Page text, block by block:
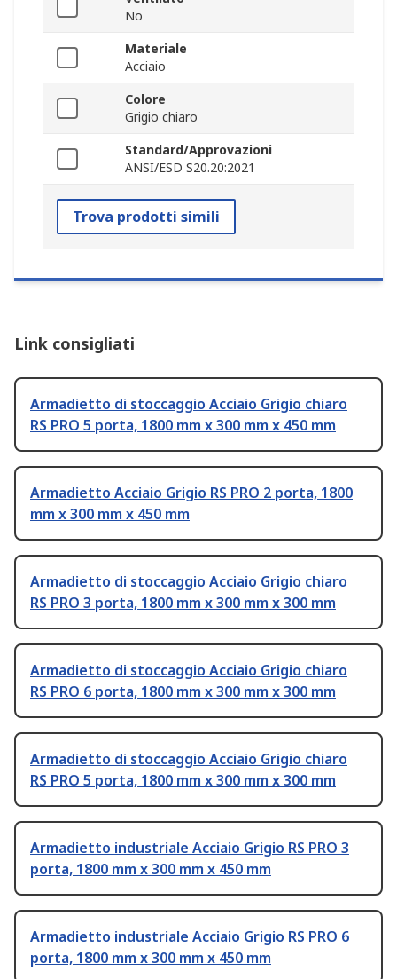
No
Materiale
Acciaio
Colore
Grigio chiaro
Standard/Approvazioni
ANSI/ESD S20.20:2021
Trova prodotti simili
Link consigliati
Armadietto di stoccaggio Acciaio Grigio chiaro
RS PRO 5 porta, 1800 mm x 300 mm x 450 mm
Armadietto Acciaio Grigio RS PRO 2 porta, 1800
mm x 300 mm x 450 mm
Armadietto di stoccaggio Acciaio Grigio chiaro
RS PRO 3 porta, 1800 mm x 300 mm x 300 mm
Armadietto di stoccaggio Acciaio Grigio chiaro
RS PRO 6 porta, 1800 mm x 300 mm x 300 mm
Armadietto di stoccaggio Acciaio Grigio chiaro
RS PRO 5 porta, 1800 mm x 300 mm x 300 mm
Armadietto industriale Acciaio Grigio RS PRO 3
porta, 1800 mm x 300 mm x 450 mm
Armadietto industriale Acciaio Grigio RS PRO 6
porta, 1800 mm x 300 mm x 450 mm